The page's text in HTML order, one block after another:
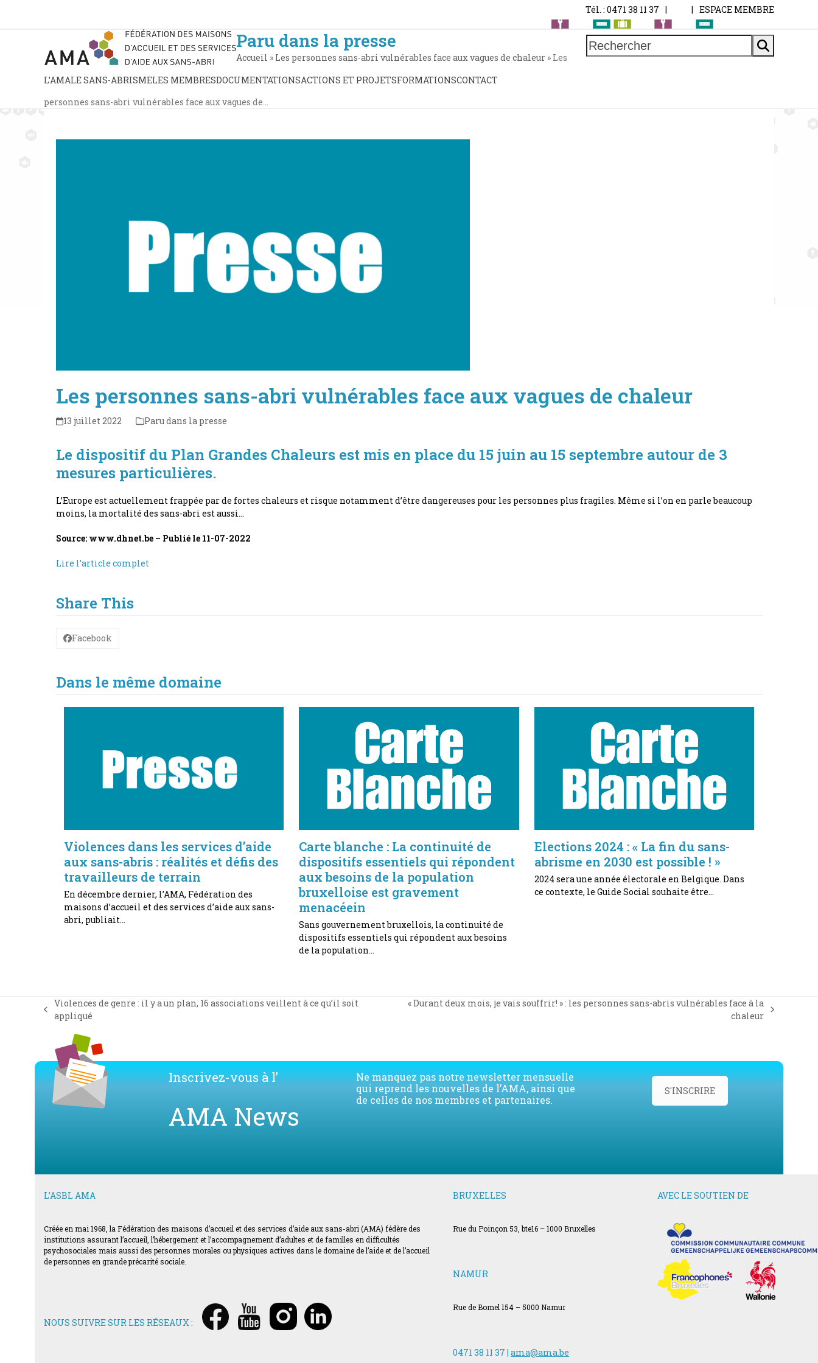
Tél. : 0471 38 11 37 | | ESPACE MEMBRE
Rechercher
L’AMALE SANS-ABRISMELES MEMBRESDOCUMENTATIONSACTIONS ET PROJETSFORMATIONSCONTACT
Paru dans la presse
Accueil » Les personnes sans-abri vulnérables face aux vagues de chaleur» Les
personnes sans-abri vulnérables face aux vagues de…
Les personnes sans-abri vulnérables face aux vagues de chaleur
13 juillet 2022 Paru dans la presse
Le dispositif du Plan Grandes Chaleurs est mis en place du 15 juin au 15 septembre autour de 3
mesures particulières.
L’Europe est actuellement frappée par de fortes chaleurs et risque notamment d’être dangereuses pour les personnes plus fragiles. Même si l’on en parle beaucoup
moins, la mortalité des sans-abri est aussi…
Source: www.dhnet.be – Publié le 11-07-2022
Lire l’article complet
Share This
Facebook
Dans le même domaine
Violences dans les services d’aide
aux sans-abris : réalités et défis des
travailleurs de terrain
En décembre dernier, l’AMA, Fédération des
maisons d’accueil et des services d’aide aux sans-
abri, publiait…
Carte blanche : La continuité de
dispositifs essentiels qui répondent
aux besoins de la population
bruxelloise est gravement
menacéein
Sans gouvernement bruxellois, la continuité de
dispositifs essentiels qui répondent aux besoins
de la population…
Elections 2024 : « La fin du sans-
abrisme en 2030 est possible ! »
2024 sera une année électorale en Belgique. Dans
ce contexte, le Guide Social souhaite être…
previous
Violences de genre : il y a un plan, 16 associations veillent à ce qu’il soit
appliqué
« Durant deux mois, je vais souffrir! » : les personnes sans-abris vulnérables face à la
chaleur
Inscrivez-vous à l’
AMA News
Ne manquez pas notre newsletter mensuelle
qui reprend les nouvelles de l’AMA, ainsi que
de celles de nos membres et partenaires.
S'INSCRIRE
L’ASBL AMA
Créée en mai 1968, la Fédération des maisons d’accueil et des services d’aide aux sans-abri (AMA) fédère des
institutions assurant l’accueil, l’hébergement et l’accompagnement d’adultes et de familles en difficultés
psychosociales mais aussi des personnes morales ou physiques actives dans le domaine de l’aide et de l’accueil
de personnes en grande précarité sociale.
NOUS SUIVRE SUR LES RÉSEAUX :
BRUXELLES
Rue du Poinçon 53, bte16 – 1000 Bruxelles
NAMUR
Rue de Bomel 154 – 5000 Namur
0471 38 11 37 | ama@ama.be
AVEC LE SOUTIEN DE